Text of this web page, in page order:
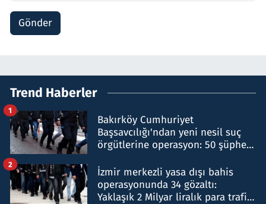
Gönder
Trend Haberler
Bakırköy Cumhuriyet
Başsavcılığı'ndan yeni nesil suç
örgütlerine operasyon: 50 şüpheli
1
İzmir merkezli yasa dışı bahis
operasyonunda 34 gözaltı:
Yaklaşık 2 Milyar liralık para trafiği
2